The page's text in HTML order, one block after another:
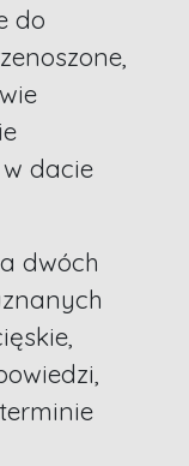
do
w dacie
dwóch